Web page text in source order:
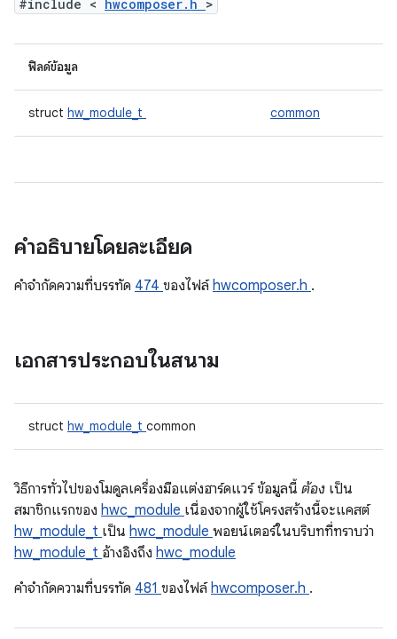
#include < hwcomposer.h >
ฟิลด์ข้อมูล
struct hw_module_t common
คำอธิบายโดยละเอียด
คําจํากัดความที่บรรทัด 474 ของไฟล์hwcomposer.h .
เอกสารประกอบในสนาม
struct hw_module_t common
วิธีการทั่วไปของโมดูลเครื่องมือแต่งฮาร์ดแวร์ ข้อมูลนี้ ต้อง เป็น
สมาชิกแรกของ hwc_module เนื่องจากผู้ใช้โครงสร้างนี้จะแคสต์
hw_module_t เป็น hwc_module พอยน์เตอร์ในบริบทที่ทราบว่า
hw_module_t อ้างอิงถึง hwc_module
คําจํากัดความที่บรรทัด 481 ของไฟล์hwcomposer.h .